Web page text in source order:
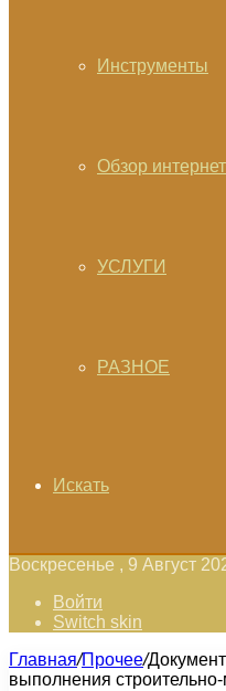
Инструменты
Обзор
УСЛУГИ
РАЗНОЕ
Искать
Воскресенье , 9 Август
Войти
Switch skin
Главная/Прочее/
выполнения